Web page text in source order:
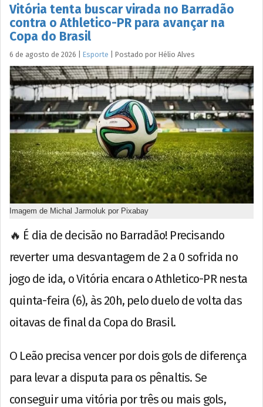
Vitória tenta buscar virada no Barradão
contra o Athletico-PR para avançar na
Copa do Brasil
6 de agosto de 2026 Esporte Postado por Hélio Alves
Imagem de Michal Jarmoluk por Pixabay
🔥 É dia de decisão no Barradão! Precisando
reverter uma desvantagem de 2 a 0 sofrida no
jogo de ida, o Vitória encara o Athletico-PR nesta
quinta-feira (6), às 20h, pelo duelo de volta das
oitavas de final da Copa do Brasil.
O Leão precisa vencer por dois gols de diferença
para levar a disputa para os pênaltis. Se
conseguir uma vitória por três ou mais gols,